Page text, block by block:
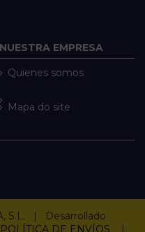
NUESTRA EMPRESA
Quienes somos
Mapa do site
S.L. | Desarrollado
POLÍTICA DE ENVÍOS |